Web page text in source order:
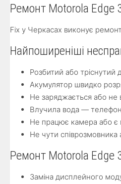
Ремонт Motorola Edge
Fix у Черкасах виконує
Найпоширеніші
Розбитий або тріснутий
Акумулятор швидко
Не заряджається або не
Влучила вода —
Не працює камера або є
Не чути
Ремонт Motorola Edge
Заміна дисплейного